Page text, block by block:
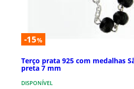
-15%
Terço prata 925 com medalhas
preta 7 mm
DISPONÍVEL